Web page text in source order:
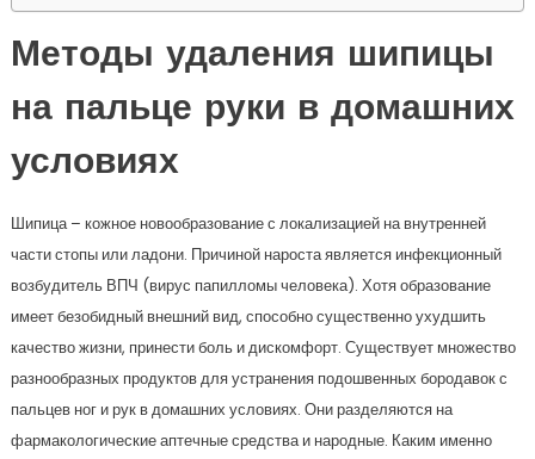
Методы удаления шипицы
на пальце руки в домашних
условиях
Шипица – кожное новообразование с локализацией на внутренней
части стопы или ладони. Причиной нароста является инфекционный
возбудитель ВПЧ (вирус папилломы человека). Хотя образование
имеет безобидный внешний вид, способно существенно ухудшить
качество жизни, принести боль и дискомфорт. Существует множество
разнообразных продуктов для устранения подошвенных бородавок с
пальцев ног и рук в домашних условиях. Они разделяются на
фармакологические аптечные средства и народные. Каким именно